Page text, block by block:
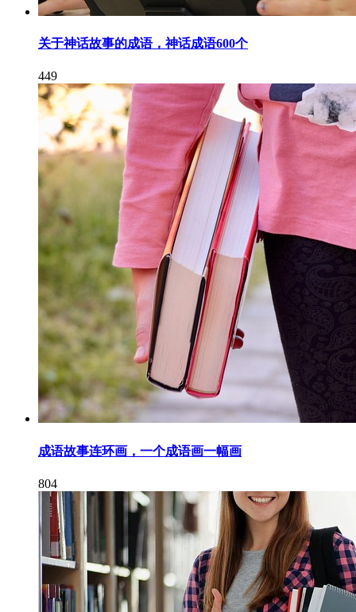
关于神话故事的成语，神话成语600个
449
成语故事连环画，一个成语画一幅画
804